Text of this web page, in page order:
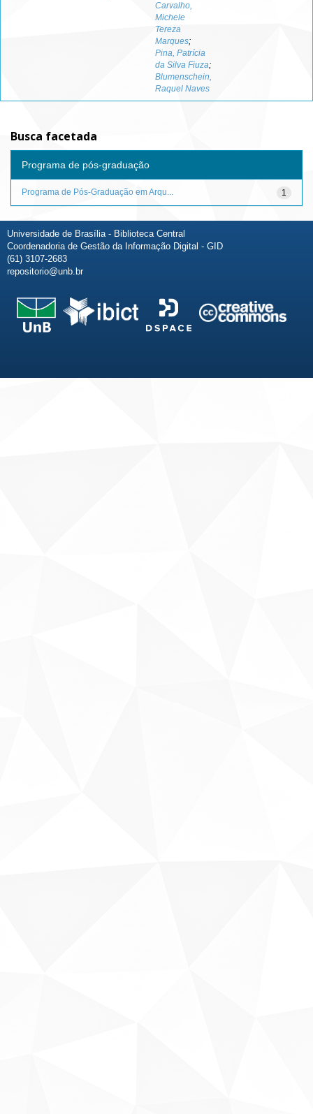
Carvalho,
Michele
Tereza
Marques;
Pina, Patrícia
da Silva Fiuza;
Blumenschein,
Raquel Naves
Busca facetada
Programa de pós-graduação
1
Programa de Pós-Graduação em Arqu...
Universidade de Brasília - Biblioteca Central
Coordenadoria de Gestão da Informação Digital - GID
(61) 3107-2683
repositorio@unb.br